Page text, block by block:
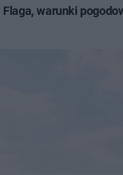
Flaga, warunki